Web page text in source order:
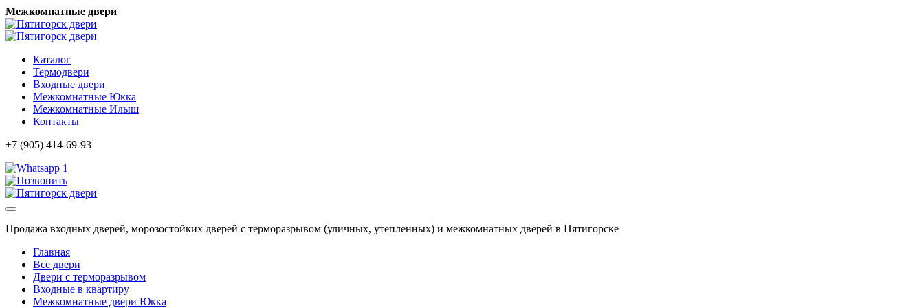
Межкомнатные двери
Каталог
Термодвери
Входные двери
Межкомнатные Юкка
Межкомнатные Илыш
Контакты
+7 (905) 414-69-93
1
Продажа входных дверей, морозостойких дверей с терморазрывом (уличных, утепленных) и межкомнатных дверей в Пятигорске
Главная
Все двери
Двери с терморазрывом
Входные в квартиру
Межкомнатные двери Юкка